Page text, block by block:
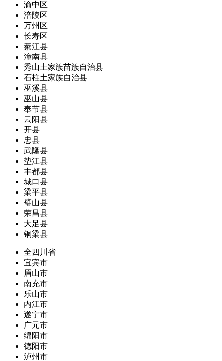
渝中区
涪陵区
万州区
长寿区
綦江县
潼南县
秀山土家族苗族自治县
石柱土家族自治县
巫溪县
巫山县
奉节县
云阳县
开县
忠县
武隆县
垫江县
丰都县
城口县
梁平县
璧山县
荣昌县
大足县
铜梁县
全四川省
宜宾市
眉山市
南充市
乐山市
内江市
遂宁市
广元市
绵阳市
德阳市
泸州市